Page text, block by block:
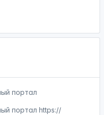
портал
портал https://